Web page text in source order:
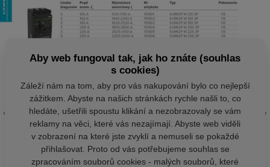
Aby web fungoval tak, jak ho znáte (souhlas
s cookies)
Záleží nám na tom, aby pro vás nakupování bylo co nejlepší
zážitkem. Abyste na našich stránkách rychle našli to, co
hledáte, ušetřili spoustu klikání a nezobrazovaly se vám
reklamy na věci, které vás nezajímají. Abyste web viděli
v zobrazení na které jste zvyklí a nemuseli se pokaždé
přihlašovat. Proto od vás potřebujeme souhlas se
zpracováním souborů cookies - malých souborů, které